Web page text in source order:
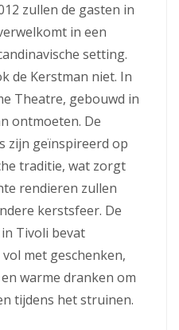
zullen de gasten in
in een
setting.
de Kerstman niet. In
Theatre, gebouwd in
ontmoeten. De
zijn geïnspireerd op
traditie, wat zorgt
rendieren zullen
kerstsfeer. De
Tivoli bevat
met geschenken,
warme dranken om
tijdens het struinen.